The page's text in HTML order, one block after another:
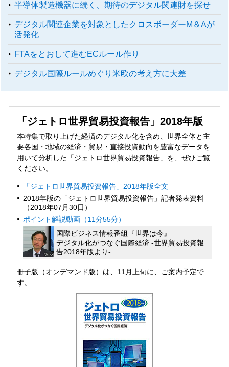
半導体製造機器に続く、期待のデジタル関連財を探せ
デジタル関連企業を対象としたクロスボーダーM＆Aが
活発化
FTAをとおして進むECルール作り
デジタル国際ルールめぐり米欧の考え方に大差
「ジェトロ世界貿易投資報告」2018年版
本特集で取り上げた経済のデジタル化を含め、世界全体と主
要各国・地域の経済・貿易・直接投資動向を豊富なデータを
用いて分析した「ジェトロ世界貿易投資報告」を、ぜひご覧
ください。
「ジェトロ世界貿易投資報告」2018年版全文
2018年版の「ジェトロ世界貿易投資報告」記者発表資料
（2018年07月30日）
ポイント解説動画（11分55分）
国際ビジネス情報番組『世界は今』
デジタル化がつなぐ国際経済 ‐世界貿易投資報
告2018年版より‐
冊子版（オンデマンド版）は、11月上旬に、ご案内予定で
す。